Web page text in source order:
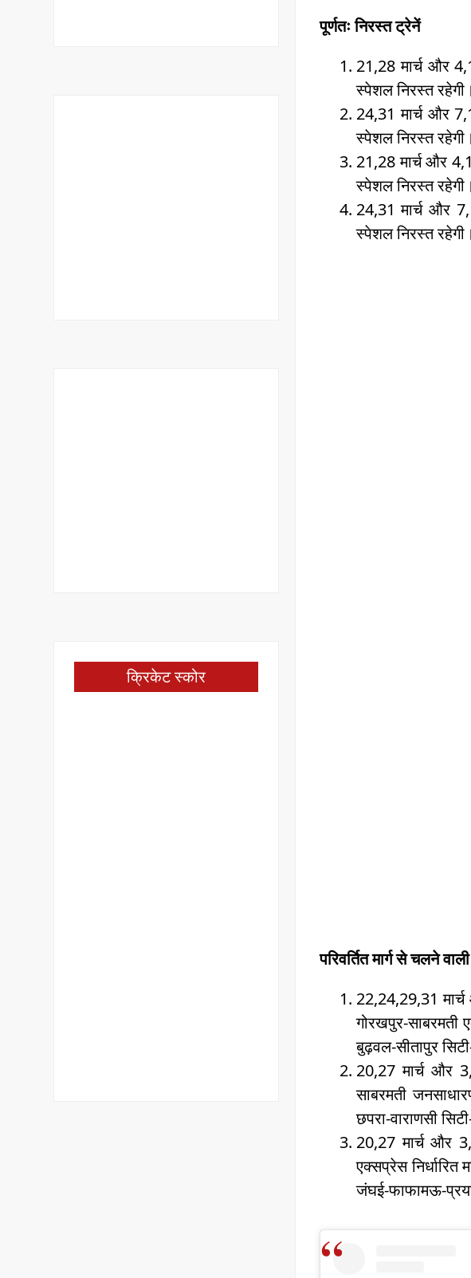
पूर्णतः निरस्त ट्रेनें
21,28 मार्च और
स्पेशल निरस्त रहेगी।
24,31 मार्च और
स्पेशल निरस्त रहेगी।
21,28 मार्च और
स्पेशल निरस्त रहेगी।
24,31 मार्च और
स्पेशल निरस्त रहेगी।
परिवर्तित मार्ग से चलने
22,24,29,31
गोरखपुर-साबरमती
बुढ़वल-सीतापुर
20,27 मार्च और
साबरमती
छपरा-वाराणसी
20,27 मार्च और
एक्सप्रेस निर्धारित
जंघई-फाफामऊ-
क्रिकेट स्कोर